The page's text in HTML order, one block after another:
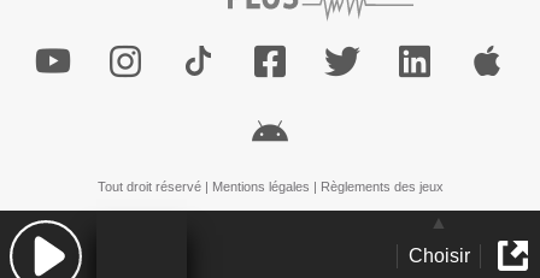
Choisir
Tout droit réservé | Mentions légales | Règlements des jeux